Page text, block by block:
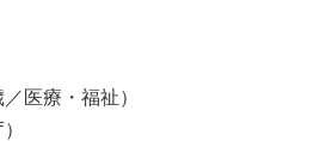
医療・福祉）